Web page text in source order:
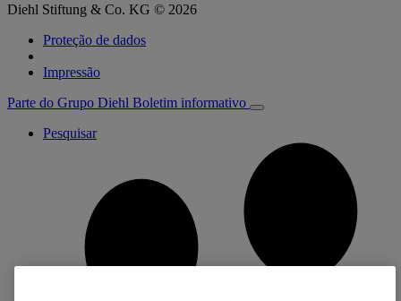
Diehl Stiftung & Co. KG © 2026
Proteção de dados
Impressão
Parte do Grupo Diehl Boletim informativo
Pesquisar